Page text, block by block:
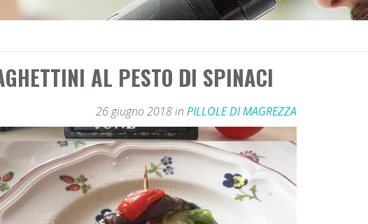
AL PESTO DI SPINACI
26 giugno 2018 in PILLOLE DI MAGREZZA